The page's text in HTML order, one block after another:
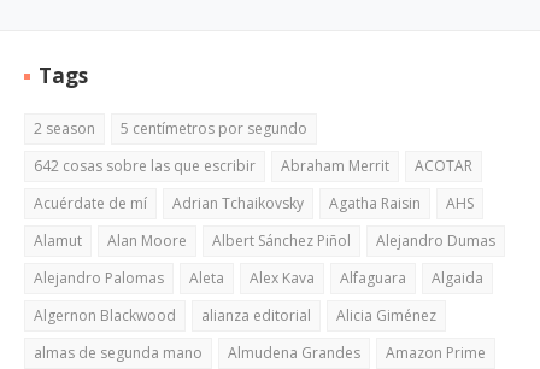
Tags
2 season
5 centímetros por segundo
642 cosas sobre las que escribir
Abraham Merrit
ACOTAR
Acuérdate de mí
Adrian Tchaikovsky Agatha Raisin
AHS
Alamut
Alan Moore Albert Sánchez Piñol
Alejandro Dumas
Alejandro Palomas
Aleta Alex Kava Alfaguara
Algaida
Algernon Blackwood
alianza editorial
Alicia Giménez
almas de segunda mano
Almudena Grandes
Amazon Prime